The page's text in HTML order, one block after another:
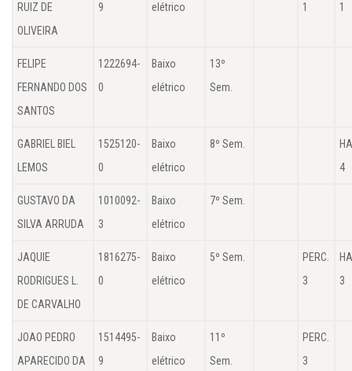
RUIZ DE
OLIVEIRA
9
elétrico
1
1
FELIPE
FERNANDO DOS
SANTOS
1222694-
0
Baixo
elétrico
13º
Sem.
GABRIEL BIEL
LEMOS
1525120-
0
Baixo
elétrico
8º Sem.
4
GUSTAVO DA
SILVA ARRUDA
1010092-
3
Baixo
elétrico
7º Sem.
JAQUIE
RODRIGUES L.
DE CARVALHO
1816275-
0
Baixo
elétrico
5º Sem.
PERC.
3
3
JOAO PEDRO
APARECIDO DA
1514495-
9
Baixo
elétrico
11º
Sem.
PERC.
3